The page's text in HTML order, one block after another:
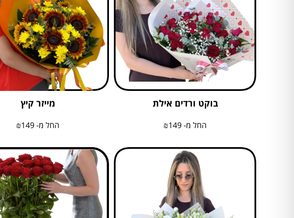
בוקט ורדים אילת
החל מ- ₪149
מייזר קיץ
החל מ- ₪149